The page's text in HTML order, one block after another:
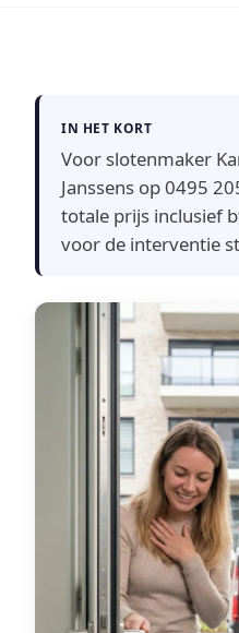
IN HET KORT
Voor slotenmaker
Janssens op 0495
totale prijs inclusief
voor de interventie